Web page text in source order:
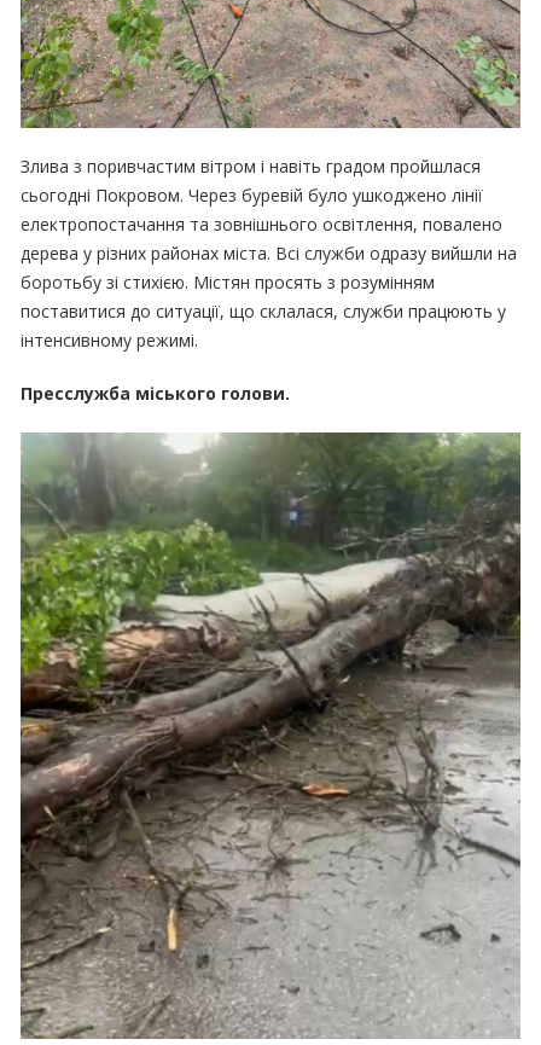
Злива з поривчастим вітром і навіть градом пройшлася
сьогодні Покровом. Через буревій було ушкоджено лінії
електропостачання та зовнішнього освітлення, повалено
дерева у різних районах міста. Всі служби одразу вийшли на
боротьбу зі стихією. Містян просять з розумінням
поставитися до ситуації, що склалася, служби працюють у
інтенсивному режимі.
Пресслужба міського голови.